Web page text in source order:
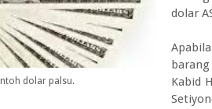
dolar palsu.
dolar
Kabid